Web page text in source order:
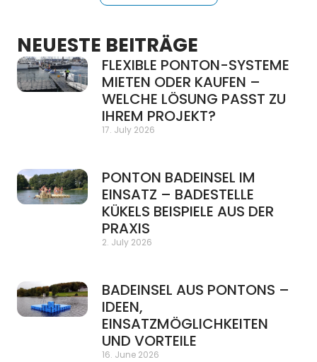
NEUESTE BEITRÄGE
FLEXIBLE PONTON-SYSTEME
MIETEN ODER KAUFEN –
WELCHE LÖSUNG PASST ZU
IHREM PROJEKT?
17. July 2026
PONTON BADEINSEL IM
EINSATZ – BADESTELLE
KÜKELS BEISPIELE AUS DER
PRAXIS
2. July 2026
BADEINSEL AUS PONTONS –
IDEEN,
EINSATZMÖGLICHKEITEN
UND VORTEILE
16. June 2026